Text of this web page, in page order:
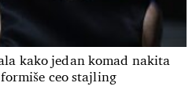
kako jedan komad nakita
ceo stajling